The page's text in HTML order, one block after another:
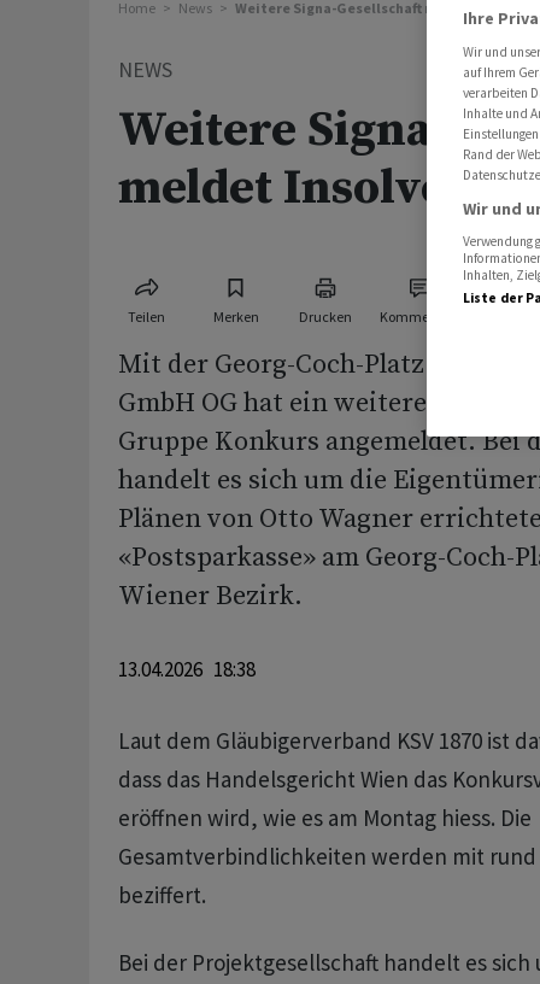
Home News Weitere Signa-Gesellschaft meldet Insolvenz
NEWS
Weitere Signa-
meldet Insolvenz
Teilen Merken Drucken Kommentare
Mit der Georg-Coch-Platz
GmbH OG hat ein weiteres
Gruppe Konkurs angemeldet. Bei
handelt es sich um die
Plänen von Otto Wagner
«Postsparkasse» am Georg-Coch-
Wiener Bezirk.
13.04.2026 18:38
Laut dem Gläubigerverband KSV 1870 ist
dass das Handelsgericht Wien das
eröffnen wird, wie es am Montag hiess. Die
Gesamtverbindlichkeiten werden mit rund
beziffert.
Bei der Projektgesellschaft handelt es
Ihre
Wir und
auf Ihrem
verarbeiten
Inhalte und
Rand der
Wir und
Verwendung
Inhalten,
Liste der